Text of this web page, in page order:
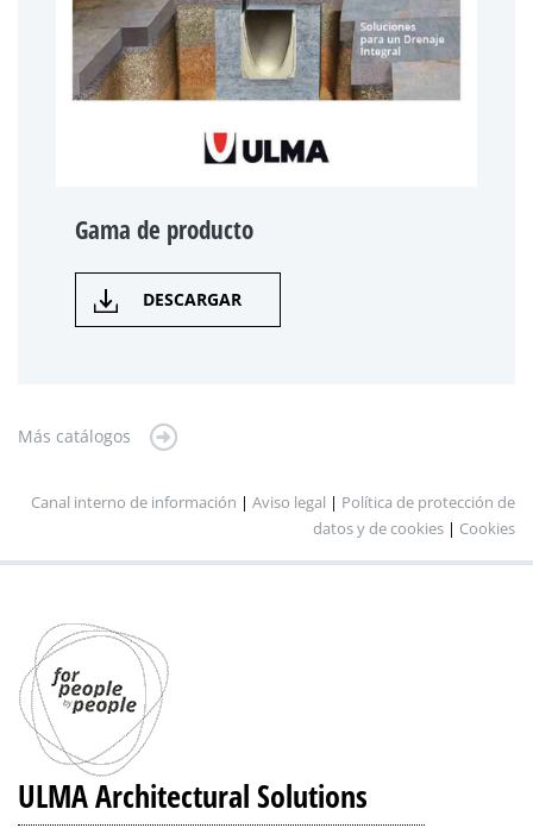
Gama de producto
DESCARGAR
Más catálogos
Canal interno de información | Aviso legal | Política de protección de
datos y de cookies | Cookies
ULMA Architectural Solutions